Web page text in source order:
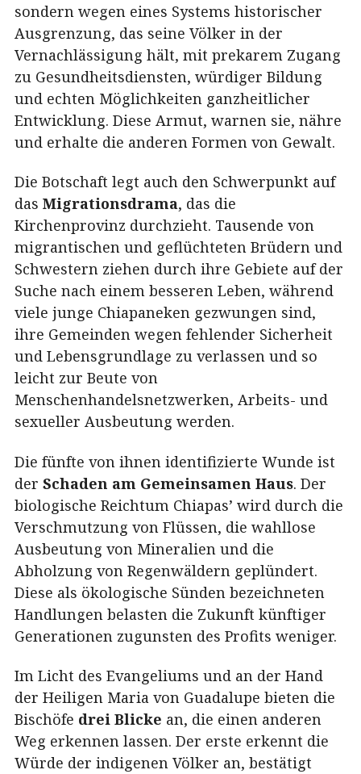
sondern wegen eines Systems historischer
Ausgrenzung, das seine Völker in der
Vernachlässigung hält, mit prekarem Zugang
zu Gesundheitsdiensten, würdiger Bildung
und echten Möglichkeiten ganzheitlicher
Entwicklung. Diese Armut, warnen sie, nähre
und erhalte die anderen Formen von Gewalt.
Die Botschaft legt auch den Schwerpunkt auf
das Migrationsdrama, das die
Kirchenprovinz durchzieht. Tausende von
migrantischen und geflüchteten Brüdern und
Schwestern ziehen durch ihre Gebiete auf der
Suche nach einem besseren Leben, während
viele junge Chiapaneken gezwungen sind,
ihre Gemeinden wegen fehlender Sicherheit
und Lebensgrundlage zu verlassen und so
leicht zur Beute von
Menschenhandelsnetzwerken, Arbeits- und
sexueller Ausbeutung werden.
Die fünfte von ihnen identifizierte Wunde ist
der Schaden am Gemeinsamen Haus. Der
biologische Reichtum Chiapas’ wird durch die
Verschmutzung von Flüssen, die wahllose
Ausbeutung von Mineralien und die
Abholzung von Regenwäldern geplündert.
Diese als ökologische Sünden bezeichneten
Handlungen belasten die Zukunft künftiger
Generationen zugunsten des Profits weniger.
Im Licht des Evangeliums und an der Hand
der Heiligen Maria von Guadalupe bieten die
Bischöfe drei Blicke an, die einen anderen
Weg erkennen lassen. Der erste erkennt die
Würde der indigenen Völker an, bestätigt